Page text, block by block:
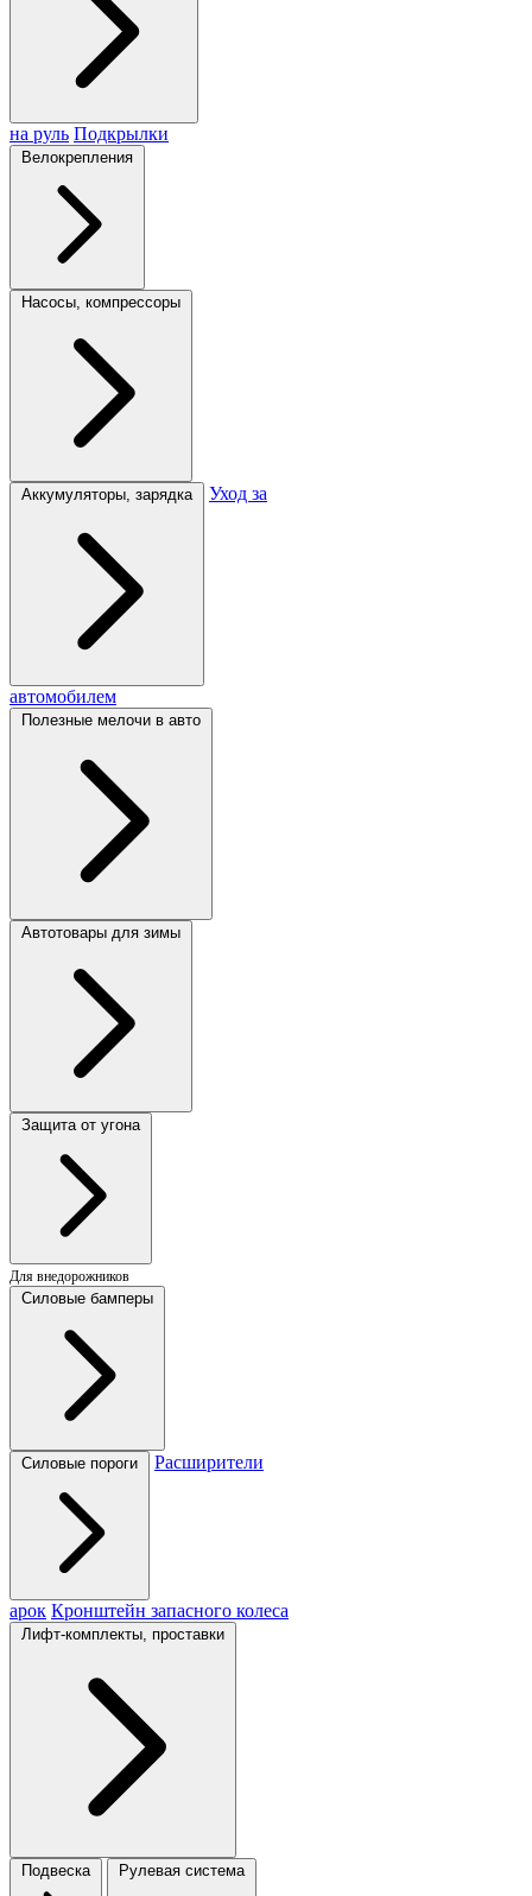
на руль Подкрылки
Велокрепления
Насосы, компрессоры
Аккумуляторы, зарядка Уход за
автомобилем
Полезные мелочи в авто
Автотовары для зимы
Защита от угона
Для внедорожников
Силовые бамперы
Силовые пороги Расширители
арок Кронштейн запасного колеса
Лифт-комплекты, проставки
Подвеска Рулевая система